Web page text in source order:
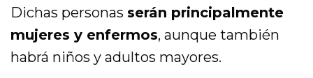
Dichas personas serán principalmente
mujeres y enfermos, aunque también
habrá niños y adultos mayores.